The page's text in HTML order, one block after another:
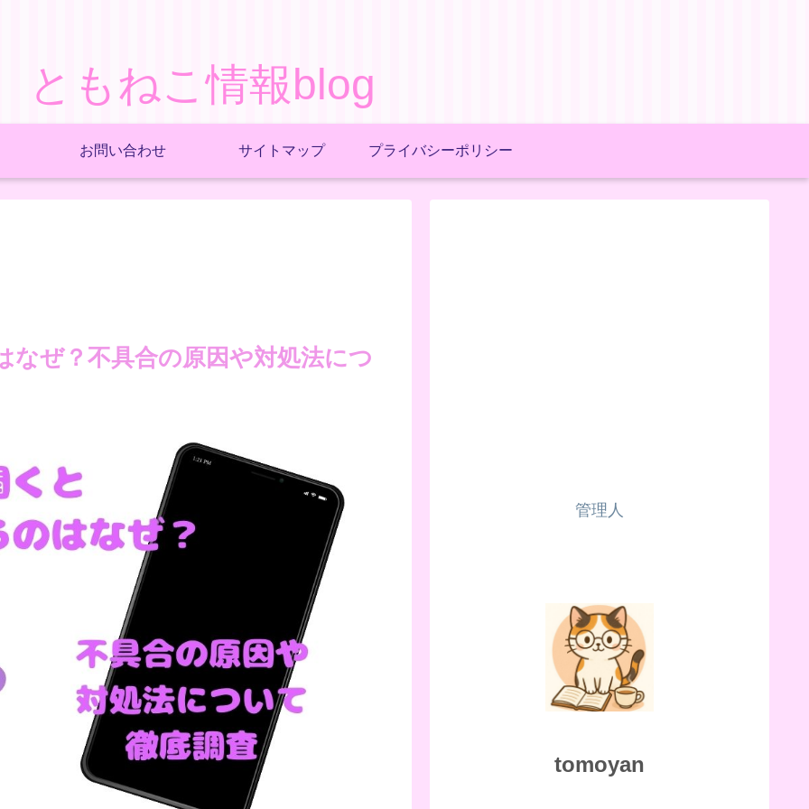
ともねこ情報blog
お問い合わせ サイトマップ プライバシーポリシー
ぜ？不具合の原因や対処法につ
管理人
tomoyan